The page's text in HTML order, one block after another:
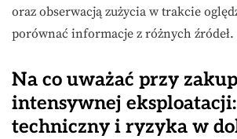
oraz obserwacją zużycia w trakcie
porównać informacje z różnych źródeł.
Na co uważać przy
intensywnej
techniczny i ryzyka w